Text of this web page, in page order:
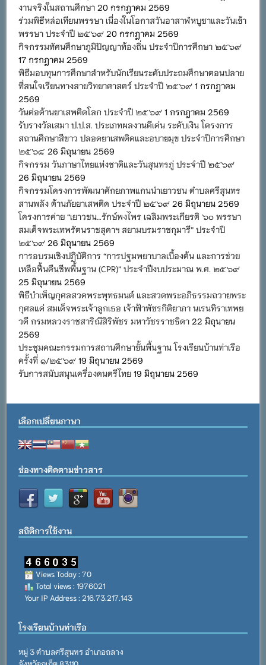
งานจริงในสถานศึกษา 20 กรกฎาคม 2569
ร่วมพิธีหล่อเทียนพรรษา เนื่องในโอกาสวันอาสาฬหบูชาและวันเข้า
พรรษา ประจำปี ๒๕๖๙ 20 กรกฎาคม 2569
กิจกรรมทัศนศึกษาภูมิปัญญาท้องถิ่น ประจำปีการศึกษา ๒๕๖๙
17 กรกฎาคม 2569
พิธีมอบทุนการศึกษาสำหรับนักเรียนระดับประถมศึกษาตอนปลาย
ที่สนใจเรียนทางสายวิทยาศาสตร์ ประจำปี ๒๕๖๙ 1 กรกฎาคม
2569
วันต่อต้านยาเสพติดโลก ประจำปี ๒๕๖๙ 1 กรกฎาคม 2569
รับรางวัลเสมา ป.ป.ส. ประเภทผลงานดีเด่น ระดับเงิน โครงการ
สถานศึกษาสีขาว ปลอดยาเสพติดและอบายมุข ประจำปีการศึกษา
๒๕๖๘ 26 มิถุนายน 2569
กิจกรรม วันภาษาไทยแห่งชาติและวันสุนทรภู่ ประจำปี ๒๕๖๙
26 มิถุนายน 2569
กิจกรรมโครงการพัฒนาศักยภาพแกนนำเยาวชน ตำบลศรีสุนทร
สานพลัง ต้านภัยยาเสพติด ประจำปี ๒๕๖๙ 26 มิถุนายน 2569
โครงการค่าย “เยาวชน…รักษ์พงไพร เฉลิมพระเกียรติ ๖๐ พรรษา
สมเด็จพระเทพรัตนราชสุดาฯ สยามบรมราชกุมารี” ประจำปี
๒๕๖๙ 26 มิถุนายน 2569
การอบรมเชิงปฏิบัติการ “การปฐมพยาบาลเบื้องต้น และการช่วย
เหลือฟื้นคืนชีพพื้นฐาน (CPR)” ประจำปีงบประมาณ พ.ศ. ๒๕๖๙
25 มิถุนายน 2569
พิธีบำเพ็ญกุศลสวดพระพุทธมนต์ และสวดพระอภิธรรมถวายพระ
กุศลแด่ สมเด็จพระเจ้าลูกเธอ เจ้าฟ้าพัชรกิติยาภา นเรนทิราเทพย
วดี กรมหลวงราชสาริณีสิริพัชร มหาวัชรราชธิดา 22 มิถุนายน
2569
ประชุมคณะกรรมการสถานศึกษาขั้นพื้นฐาน โรงเรียนบ้านท่าเรือ
ครั้งที่ ๑/๒๕๖๙ 19 มิถุนายน 2569
รับการสนับสนุนเครื่องดนตรีไทย 19 มิถุนายน 2569
เลือกเปลี่ยนภาษา
ช่องทางติดตามข่าวสาร
สถิติการใช้งาน
Views Today : 70
Total views : 1976021
Your IP Address : 216.73.217.143
โรงเรียนบ้านท่าเรือ
หมู่ 3 ตำบลศรีสุนทร อำเภอถลาง